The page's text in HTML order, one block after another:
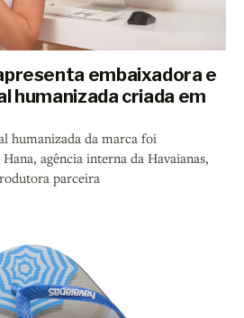
embaixadora e
humanizada criada em
humanizada da marca foi
agência interna da Havaianas,
parceira